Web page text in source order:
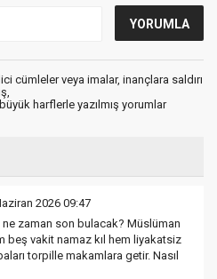
cümleler veya imalar, inançlara saldırı
harflerle yazılmış yorumlar
2026 09:47
zaman son bulacak? Müslüman
beş vakit namaz kıl hem liyakatsiz
torpille makamlara getir. Nasıl